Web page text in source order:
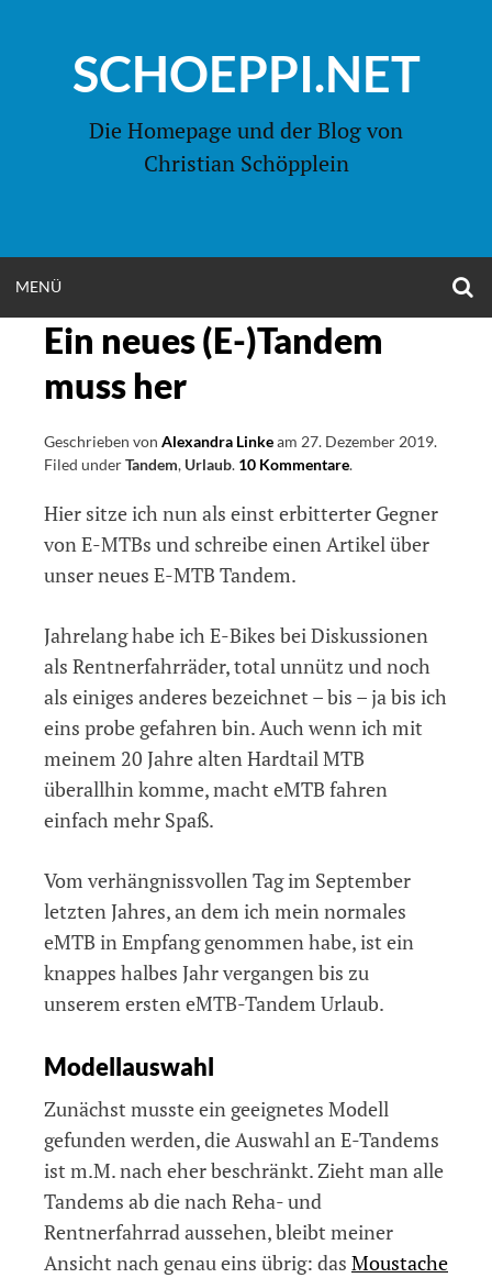
springenSCHOEPPI.NET
Die Homepage und der Blog von
Christian Schöpplein
MENÜ
MENU
Ein neues (E-)Tandem
muss her
Geschrieben von Alexandra Linkeam 27. Dezember 2019.
Filed underTandem, Urlaub. 10 Kommentareon
neues
(E-)Tandem
muss
.
Hier sitze ich nun als einst erbitterter Gegner
von E-MTBs und schreibe einen Artikel über
unser neues E-MTB Tandem.
Jahrelang habe ich E-Bikes bei Diskussionen
als Rentnerfahrräder, total unnütz und noch
als einiges anderes bezeichnet – bis – ja bis ich
eins probe gefahren bin. Auch wenn ich mit
meinem 20 Jahre alten Hardtail MTB
überallhin komme, macht eMTB fahren
einfach mehr Spaß.
Vom verhängnissvollen Tag im September
letzten Jahres, an dem ich mein normales
eMTB in Empfang genommen habe, ist ein
knappes halbes Jahr vergangen bis zu
unserem ersten eMTB-Tandem Urlaub.
Modellauswahl
Zunächst musste ein geeignetes Modell
gefunden werden, die Auswahl an E-Tandems
ist m.M. nach eher beschränkt. Zieht man alle
Tandems ab die nach Reha- und
Rentnerfahrrad aussehen, bleibt meiner
Ansicht nach genau eins übrig: das Moustache